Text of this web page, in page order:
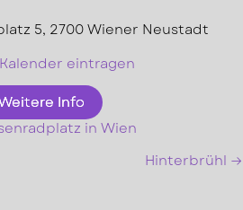
5, 2700 Wiener Neustadt
eintragen
Info
in Wien
Hinterbrühl →